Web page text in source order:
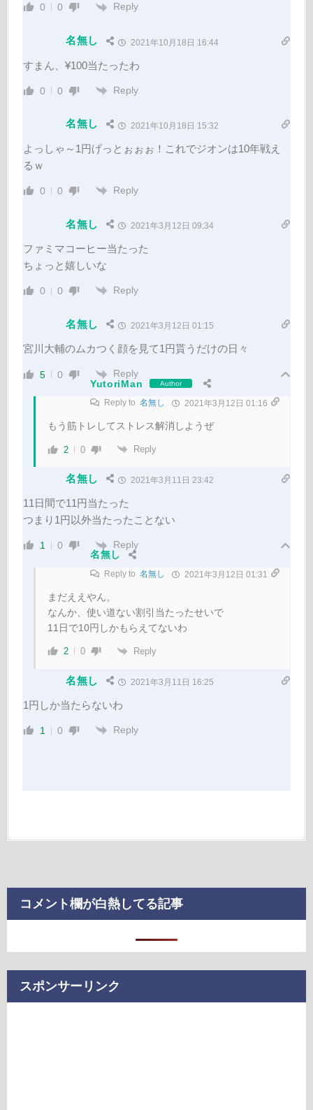
0 0 Reply
名無し 2021年10月18日 16:44
すまん、¥100当たったわ
0 0 Reply
名無し 2021年10月18日 15:32
よっしゃ～1円げっとぉぉぉ！これでジオンは10年戦え
るｗ
0 0 Reply
名無し 2021年3月12日 09:34
ファミマコーヒー当たった
ちょっと嬉しいな
0 0 Reply
名無し 2021年3月12日 01:15
宮川大輔のムカつく顔を見て1円貰うだけの日々
5 0
Reply
YutoriMan
Author
Reply to 名無し 2021年3月12日 01:16
もう筋トレしてストレス解消しようぜ
2 0 Reply
名無し 2021年3月11日 23:42
11日間で11円当たった
つまり1円以外当たったことない
1 0
Reply
名無し
Reply to 名無し 2021年3月12日 01:31
まだええやん。
なんか、使い道ない割引当たったせいで
11日で10円しかもらえてないわ
2 0 Reply
名無し 2021年3月11日 16:25
1円しか当たらないわ
1 0 Reply
コメント欄が白熱してる記事
スポンサーリンク